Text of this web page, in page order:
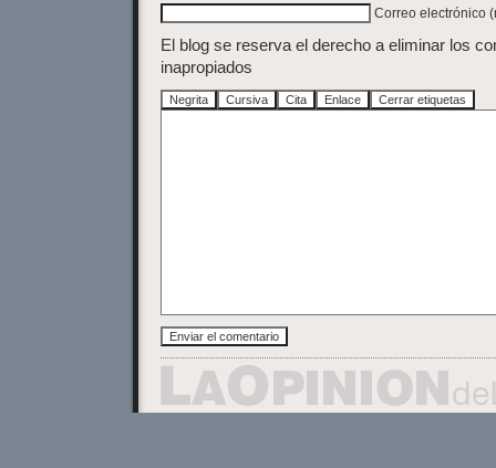
Correo electrónico
El blog se reserva el derecho a eliminar los
inapropiados